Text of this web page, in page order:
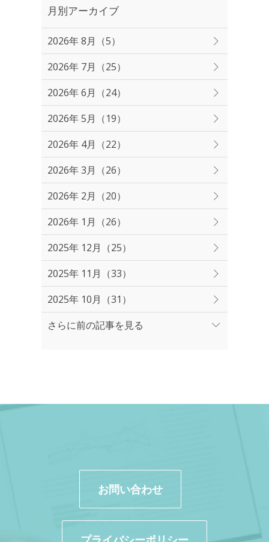
月別アーカイブ
2026年 8月（5）
2026年 7月（25）
2026年 6月（24）
2026年 5月（19）
2026年 4月（22）
2026年 3月（26）
2026年 2月（20）
2026年 1月（26）
2025年 12月（25）
2025年 11月（33）
2025年 10月（31）
さらに前の記事を見る
お問い合わせ